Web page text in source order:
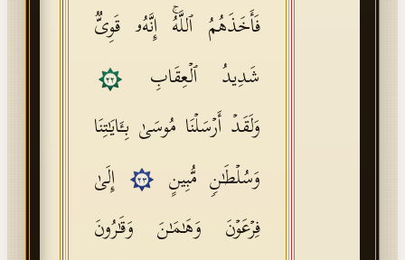
فَأَخَذَهُمُ ٱللَّهُۚ إِنَّهُۥ قَوِیࣱّ
شَدِیدُ ٱلۡعِقَابِ
٢٢
وَلَقَدۡ أَرۡسَلۡنَا مُوسَىٰ بِـَٔایَـٰتِنَا
وَسُلۡطَـٰنࣲ مُّبِینٍ
٢٣
إِلَىٰ
فِرۡعَوۡنَ وَهَـٰمَـٰنَ وَقَـٰرُونَ